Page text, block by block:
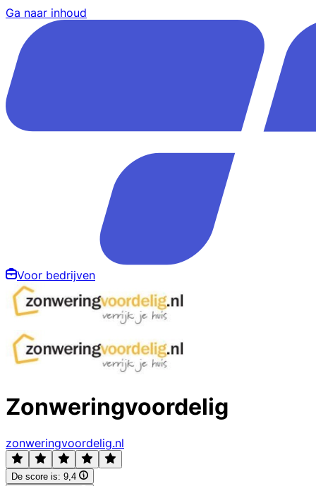
Ga naar inhoud
Voor bedrijven
Zonweringvoordelig
zonweringvoordelig.nl
De score is: 9,4